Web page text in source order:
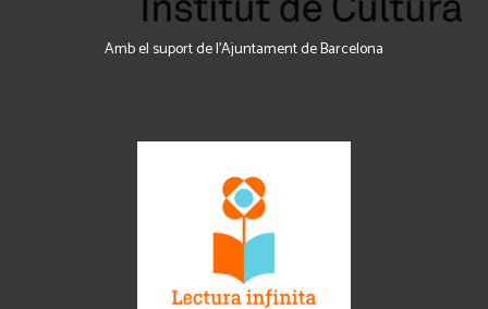
Amb el suport de l’Ajuntament de Barcelona